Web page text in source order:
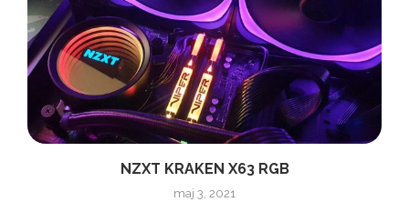
NZXT KRAKEN X63 RGB
maj 3, 2021